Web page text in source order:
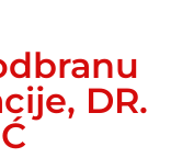
DR.